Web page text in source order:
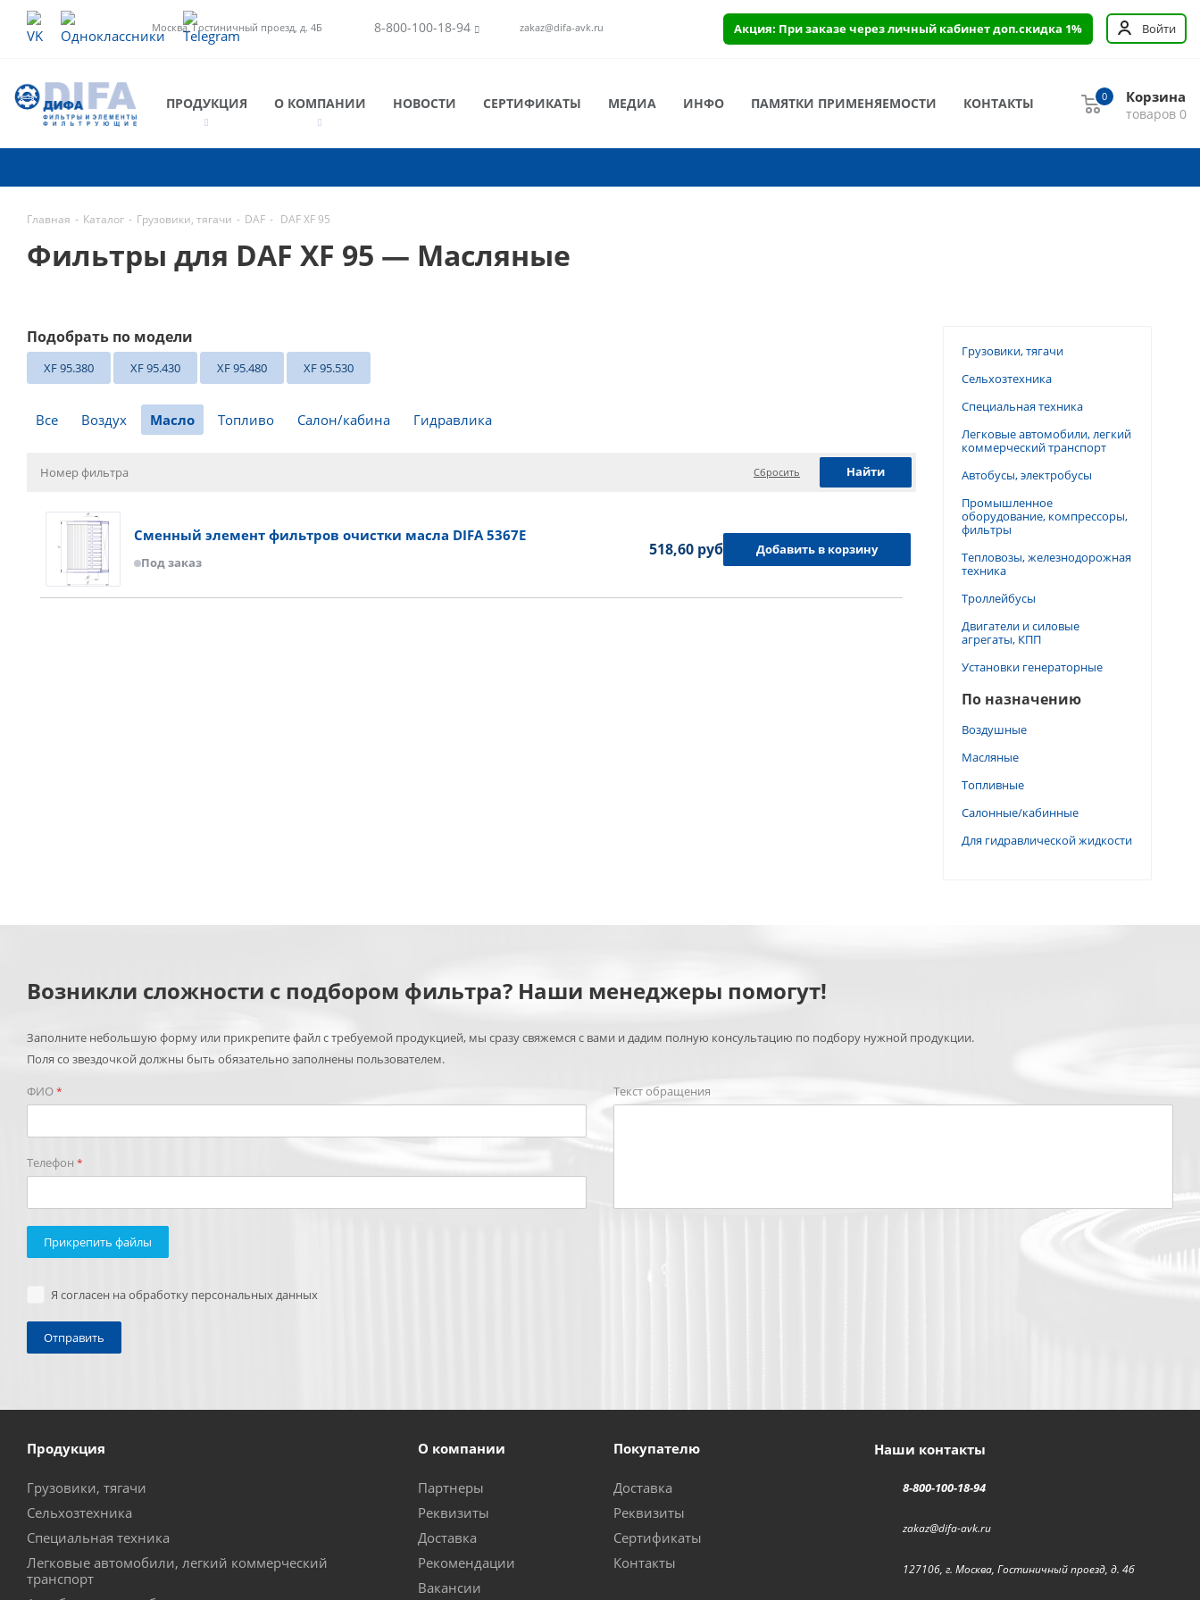
Москва, Гостиничный проезд, д. 4Б 8-800-100-18-94 zakaz@difa-avk.ru Акция: При заказе через личный кабинет доп.скидка 1% Войти
ПРОДУКЦИЯ О КОМПАНИИ НОВОСТИ СЕРТИФИКАТЫ МЕДИА ИНФО ПАМЯТКИ ПРИМЕНЯЕМОСТИ КОНТАКТЫ Корзина
товаров 0
0
Главная - Каталог - Грузовики, тягачи - DAF - DAF XF 95
Фильтры для DAF XF 95 — Масляные
Подобрать по модели
XF 95.380 XF 95.430 XF 95.480 XF 95.530
Все Воздух Масло Топливо Салон/кабина Гидравлика
Сбросить
Сменный элемент фильтров очистки масла DIFA 5367E
Под заказ
518,60 руб. Добавить в корзину
Грузовики, тягачи
Сельхозтехника
Специальная техника
Легковые автомобили, легкий
коммерческий транспорт
Автобусы, электробусы
Промышленное
оборудование, компрессоры,
фильтры
Тепловозы, железнодорожная
техника
Троллейбусы
Двигатели и силовые
агрегаты, КПП
Установки генераторные
По назначению
Воздушные
Масляные
Топливные
Салонные/кабинные
Для гидравлической жидкости
Возникли сложности с подбором фильтра? Наши менеджеры помогут!
Заполните небольшую форму или прикрепите файл с требуемой продукцией, мы сразу свяжемся с вами и дадим полную консультацию по подбору нужной продукции.
Поля со звездочкой должны быть обязательно заполнены пользователем.
ФИО*
Телефон *
Текст обращения
Прикрепить файлы
Я согласен на обработку персональных данных
Продукция
Грузовики, тягачи
Сельхозтехника
Специальная техника
Легковые автомобили, легкий коммерческий
транспорт
О компании
Партнеры
Реквизиты
Доставка
Рекомендации
Вакансии
Покупателю
Доставка
Реквизиты
Сертификаты
Контакты
Наши контакты
8-800-100-18-94
zakaz@difa-avk.ru
127106, г. Москва, Гостиничный проезд, д. 4б